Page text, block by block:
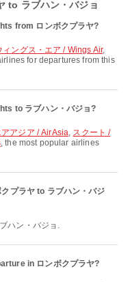
to ラブハン・バジョ
from ロンボクプラヤ?
ィングス・エア / Wings Air,
for departures from this
to ラブハン・バジョ?
アアジア / AirAsia, スクート /
, the most popular airlines
プラヤ to ラブハン・バジ
ハン・バジョ.
in ロンボクプラヤ?